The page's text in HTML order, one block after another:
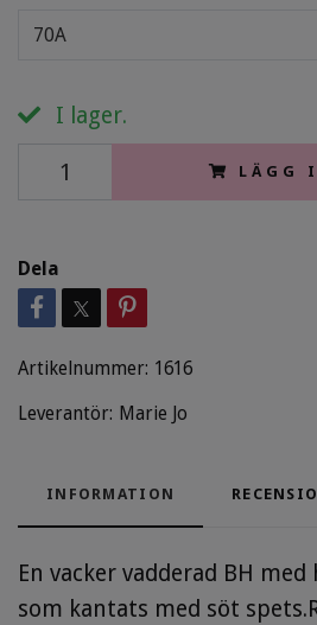
70A
I lager.
LÄGG I
Dela
Artikelnummer: 1616
Leverantör: Marie Jo
INFORMATION
En vacker vadderad BH
som kantats med söt